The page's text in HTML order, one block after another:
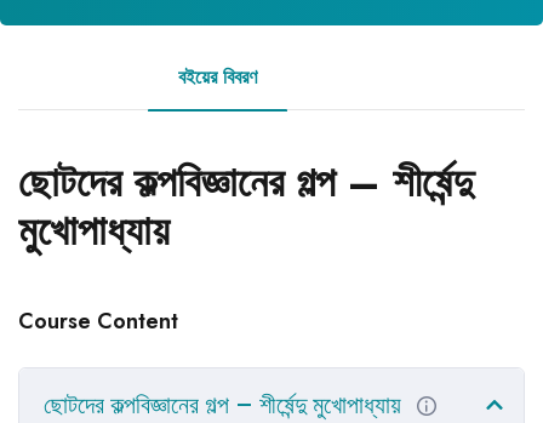
বইয়ের বিবরণ
ছোটদের কল্পবিজ্ঞানের গল্প – শীর্ষেন্দু
মুখোপাধ্যায়
Course Content
ছোটদের কল্পবিজ্ঞানের গল্প – শীর্ষেন্দু মুখোপাধ্যায়